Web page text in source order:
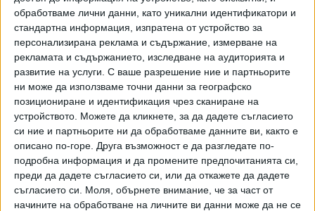
обработваме лични данни, като уникални идентификатори и
стандартна информация, изпратена от устройство за
персонализирана реклама и съдържание, измерване на
рекламата и съдържанието, изследване на аудиторията и
развитие на услуги. С ваше разрешение ние и партньорите
ни може да използваме точни данни за географско
позициониране и идентификация чрез сканиране на
устройството. Можете да кликнете, за да дадете съгласието
си ние и партньорите ни да обработваме данните ви, както е
описано по-горе. Друга възможност е да разгледате по-
подробна информация и да промените предпочитанията си,
преди да дадете съгласието си, или да откажете да дадете
съгласието си.
Моля, обърнете внимание, че за част от
начините на обработване на личните ви данни може да не се
ПОСЛЕ Разгледай всички